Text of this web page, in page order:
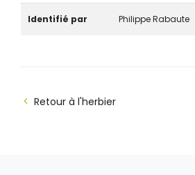
Identifié par Philippe Rabaute
Retour à l'herbier